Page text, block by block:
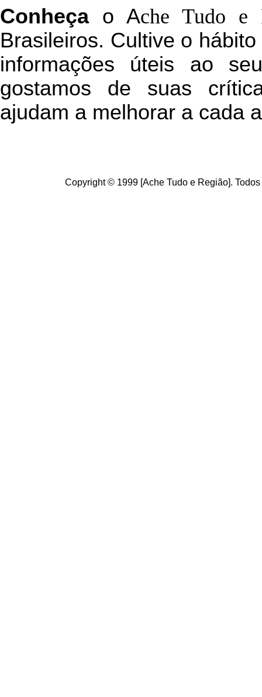
Conheçao Ache Tudo e
Brasileiros. Cultive o
informações úteis ao
gostamos de suas
ajudam a melhorar a cada
Copyright © 1999 [Ache Tudo e Região].